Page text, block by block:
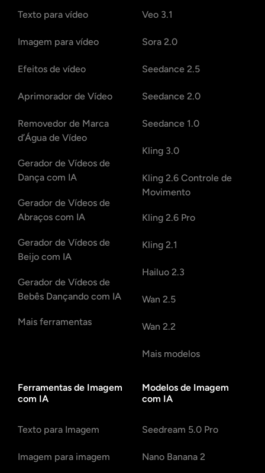
Texto para vídeo
Imagem para vídeo
Efeitos de vídeo
Aprimorador de Vídeo
Removedor de Marca
d’Água de Vídeo
Gerador de Vídeos de
Dança com IA
Gerador de Vídeos de
Abraços com IA
Gerador de Vídeos de
Beijo com IA
Gerador de Vídeos de
Bebês Dançando com IA
Mais ferramentas
Veo 3.1
Sora 2.0
Seedance 2.5
Seedance 2.0
Seedance 1.0
Kling 3.0
Kling 2.6 Controle de
Movimento
Kling 2.6 Pro
Kling 2.1
Hailuo 2.3
Wan 2.5
Wan 2.2
Mais modelos
Ferramentas de Imagem
com IA
Texto para Imagem
Imagem para imagem
Modelos de Imagem
com IA
Seedream 5.0 Pro
Nano Banana 2